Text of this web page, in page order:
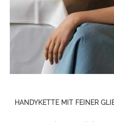
HANDYKETTE MIT FEINER